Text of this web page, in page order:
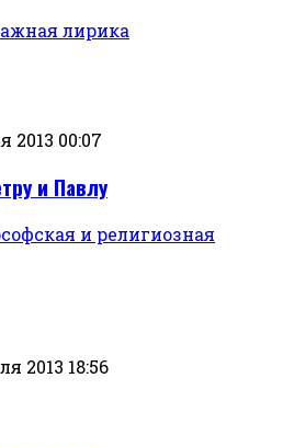
лирика
2013 00:07
и Павлу
и религиозная
2013 18:56